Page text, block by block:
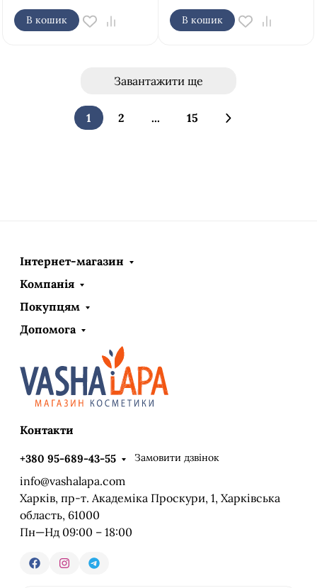
В кошик В кошик
Завантажити ще
1 2 ... 15
Інтернет-магазин
Компанія
Покупцям
Допомога
Контакти
+380 95-689-43-55 Замовити дзвінок
info@vashalapa.com
Харків, пр-т. Академіка Проскури, 1, Харківська
область, 61000
Пн—Нд 09:00 – 18:00